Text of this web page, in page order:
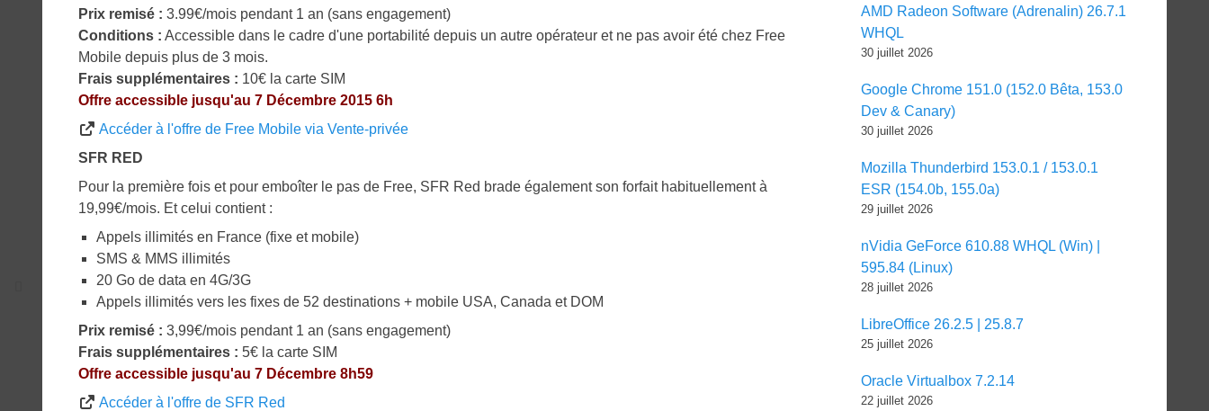
Prix remisé : 3.99€/mois pendant 1 an (sans engagement)
Conditions : Accessible dans le cadre d'une portabilité depuis un autre opérateur et ne pas avoir été chez Free
Mobile depuis plus de 3 mois.
Frais supplémentaires : 10€ la carte SIM
Offre accessible jusqu'au 7 Décembre 2015 6h
Accéder à l'offre de Free Mobile via Vente-privée
SFR RED
Pour la première fois et pour emboîter le pas de Free, SFR Red brade également son forfait habituellement à
19,99€/mois. Et celui contient :
Appels illimités en France (fixe et mobile)
SMS & MMS illimités
20 Go de data en 4G/3G
Appels illimités vers les fixes de 52 destinations + mobile USA, Canada et DOM
Prix remisé : 3,99€/mois pendant 1 an (sans engagement)
Frais supplémentaires : 5€ la carte SIM
Offre accessible jusqu'au 7 Décembre 8h59
Accéder à l'offre de SFR Red
AMD Radeon Software (Adrenalin) 26.7.1
WHQL
30 juillet 2026
Google Chrome 151.0 (152.0 Bêta, 153.0
Dev & Canary)
30 juillet 2026
Mozilla Thunderbird 153.0.1 / 153.0.1
ESR (154.0b, 155.0a)
29 juillet 2026
nVidia GeForce 610.88 WHQL (Win) |
595.84 (Linux)
28 juillet 2026
LibreOffice 26.2.5 | 25.8.7
25 juillet 2026
Oracle Virtualbox 7.2.14
22 juillet 2026